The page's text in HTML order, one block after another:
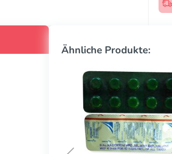
Ähnliche Produkte: